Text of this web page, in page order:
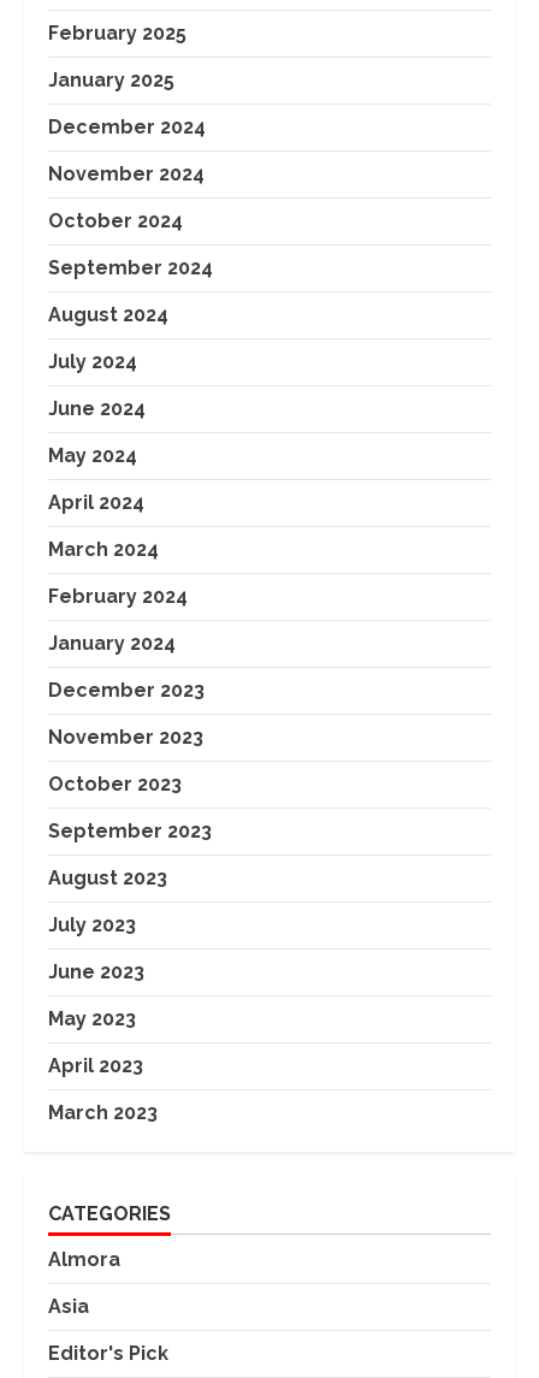
February 2025
January 2025
December 2024
November 2024
October 2024
September 2024
August 2024
July 2024
June 2024
May 2024
April 2024
March 2024
February 2024
January 2024
December 2023
November 2023
October 2023
September 2023
August 2023
July 2023
June 2023
May 2023
April 2023
March 2023
CATEGORIES
Almora
Asia
Editor's Pick